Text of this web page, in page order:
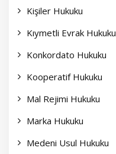
Kişiler Hukuku
Kıymetli Evrak Hukuku
Konkordato Hukuku
Kooperatif Hukuku
Mal Rejimi Hukuku
Marka Hukuku
Medeni Usul Hukuku